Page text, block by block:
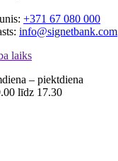
+371 67 080 000
info@signetbank.com
laiks
– piektdiena
līdz 17.30